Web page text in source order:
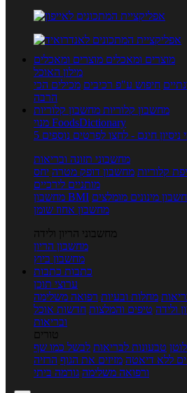
מוצרים ומאכלים מוצרים ומאכלים
מילון האוכל
חיפוש ע"פ רכיבים מכילים הכי
הרבה
מחשבון קלוריות מחשבון קלוריות
מנוי FoodsDictionary
ניסיון חינם - לחצו לפרטים נוספים
מחשבוני תזונה ובריאות
קלוריות מחשבון דופק מטרה יחס
מותניים לירכיים
מחשבון BMI מינונים מומלצים
מחשבון אחוז שומן
מחשבוני הריון ולידה
מחשבון הריון
מחשבון ביוץ
כתבות כתבות
ערוצי תוכן
מחלות ובעיות רפואה משלימה
ולידה טיפים והמלצות חדשות אוכל
ובריאות
טורים
טבעונות לבריאות לבשל כמו שף
ללא דיאטה מזיזים את הגוף הרזיה
ורפואה משלימה גורמה ביתי